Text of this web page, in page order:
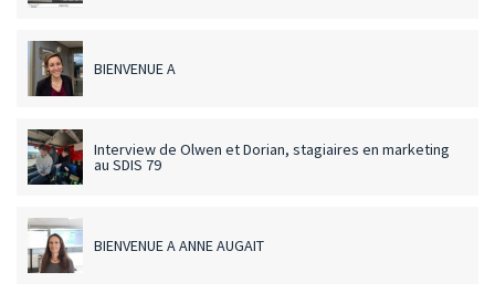
BIENVENUE A
Interview de Olwen et Dorian, stagiaires en marketing
au SDIS 79
BIENVENUE A ANNE AUGAIT